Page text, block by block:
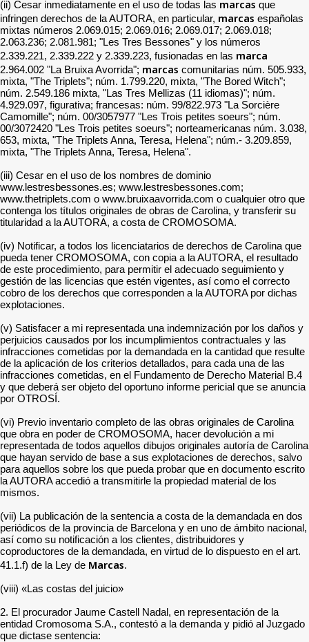
(ii) Cesar inmediatamente en el uso de todas las marcas que
infringen derechos de la AUTORA, en particular, marcas españolas
mixtas números 2.069.015; 2.069.016; 2.069.017; 2.069.018;
2.063.236; 2.081.981; "Les Tres Bessones" y los números
2.339.221, 2.339.222 y 2.339.223, fusionadas en las marca
2.964.002 "La Bruixa Avorrida"; marcas comunitarias núm. 505.933,
mixta, "The Triplets"; núm. 1.799.220, mixta, "The Bored Witch";
núm. 2.549.186 mixta, "Las Tres Mellizas (11 idiomas)"; núm.
4.929.097, figurativa; francesas: núm. 99/822.973 "La Sorcière
Camomille"; núm. 00/3057977 "Les Trois petites soeurs"; núm.
00/3072420 "Les Trois petites soeurs"; norteamericanas núm. 3.038,
653, mixta, "The Triplets Anna, Teresa, Helena"; núm.- 3.209.859,
mixta, "The Triplets Anna, Teresa, Helena".
(iii) Cesar en el uso de los nombres de dominio
www.lestresbessones.es; www.lestresbessones.com;
www.thetriplets.com o www.bruixaavorrida.com o cualquier otro que
contenga los títulos originales de obras de Carolina, y transferir su
titularidad a la AUTORA, a costa de CROMOSOMA.
(iv) Notificar, a todos los licenciatarios de derechos de Carolina que
pueda tener CROMOSOMA, con copia a la AUTORA, el resultado
de este procedimiento, para permitir el adecuado seguimiento y
gestión de las licencias que estén vigentes, así como el correcto
cobro de los derechos que corresponden a la AUTORA por dichas
explotaciones.
(v) Satisfacer a mi representada una indemnización por los daños y
perjuicios causados por los incumplimientos contractuales y las
infracciones cometidas por la demandada en la cantidad que resulte
de la aplicación de los criterios detallados, para cada una de las
infracciones cometidas, en el Fundamento de Derecho Material B.4
y que deberá ser objeto del oportuno informe pericial que se anuncia
por OTROSÍ.
(vi) Previo inventario completo de las obras originales de Carolina
que obra en poder de CROMOSOMA, hacer devolución a mi
representada de todos aquellos dibujos originales autoría de Carolina
que hayan servido de base a sus explotaciones de derechos, salvo
para aquellos sobre los que pueda probar que en documento escrito
la AUTORA accedió a transmitirle la propiedad material de los
mismos.
(vii) La publicación de la sentencia a costa de la demandada en dos
periódicos de la provincia de Barcelona y en uno de ámbito nacional,
así como su notificación a los clientes, distribuidores y
coproductores de la demandada, en virtud de lo dispuesto en el art.
41.1.f) de la Ley de Marcas.
(viii) «Las costas del juicio»
2. El procurador Jaume Castell Nadal, en representación de la
entidad Cromosoma S.A., contestó a la demanda y pidió al Juzgado
que dictase sentencia: